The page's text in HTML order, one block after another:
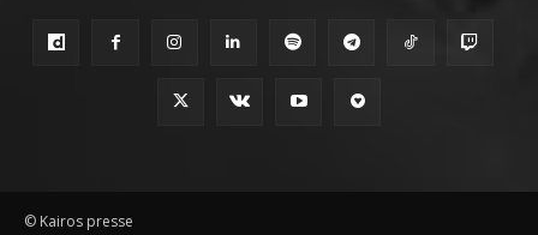
© Kairos presse